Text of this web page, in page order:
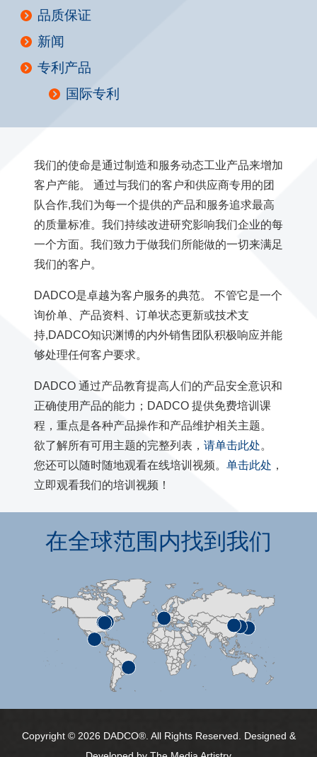
品质保证
新闻
专利产品
国际专利
我们的使命是通过制造和服务动态工业产品来增加
客户产能。 通过与我们的客户和供应商专用的团
队合作,我们为每一个提供的产品和服务追求最高
的质量标准。我们持续改进研究影响我们企业的每
一个方面。我们致力于做我们所能做的一切来满足
我们的客户。
DADCO是卓越为客户服务的典范。 不管它是一个
询价单、产品资料、订单状态更新或技术支
持,DADCO知识渊博的内外销售团队积极响应并能
够处理任何客户要求。
DADCO 通过产品教育提高人们的产品安全意识和
正确使用产品的能力；DADCO 提供免费培训课
程，重点是各种产品操作和产品维护相关主题。
欲了解所有可用主题的完整列表， 请单击此处。
您还可以随时随地观看在线培训视频。 单击此处 ，
立即观看我们的培训视频！
在全球范围内找到我们
Copyright © 2026 DADCO®. All Rights Reserved. Designed &